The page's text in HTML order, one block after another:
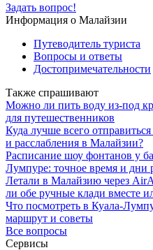
Задать вопрос!
Информация о Малайзии
Путеводитель туриста
Вопросы и ответы
Достопримечательности
Также спрашивают
Можно ли пить воду из-под
для путешественников
Куда лучше всего
и расслабления в Малайзии?
Расписание шоу фонтанов у
Лумпуре: точное время и дни
Летали в Малайзию через
ли обе ручные клади вместе
Что посмотреть в Куала-
маршрут и советы
Все вопросы
Сервисы